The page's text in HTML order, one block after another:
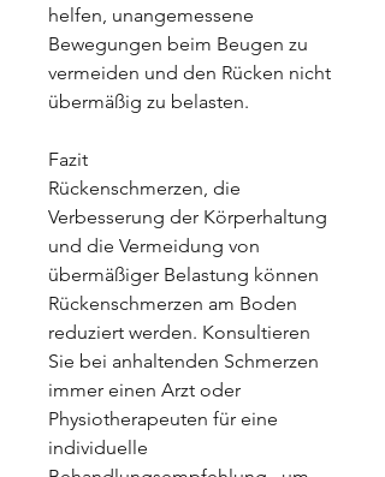
helfen, unangemessene
Bewegungen beim Beugen zu
vermeiden und den Rücken nicht
übermäßig zu belasten.
Fazit
Rückenschmerzen, die
Verbesserung der Körperhaltung
und die Vermeidung von
übermäßiger Belastung können
Rückenschmerzen am Boden
reduziert werden. Konsultieren
Sie bei anhaltenden Schmerzen
immer einen Arzt oder
Physiotherapeuten für eine
individuelle